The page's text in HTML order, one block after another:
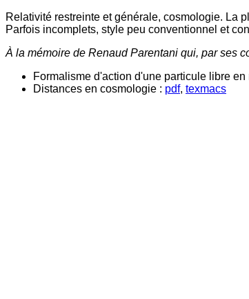
Relativité restreinte et générale, cosmologie. La
Parfois incomplets, style peu conventionnel et
À la mémoire de Renaud Parentani qui, par ses
Formalisme d'action d'une particule libre en
Distances en cosmologie : pdf, texmacs